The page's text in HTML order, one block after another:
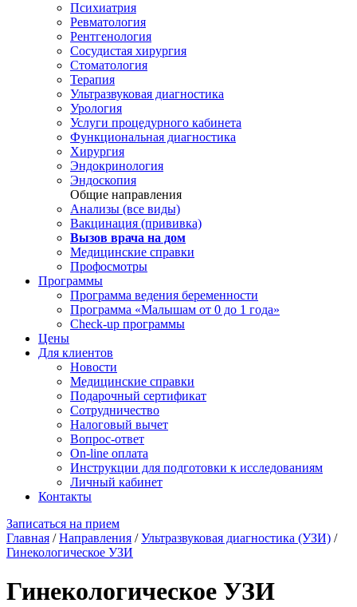
Психиатрия
Ревматология
Рентгенология
Сосудистая хирургия
Стоматология
Терапия
Ультразвуковая диагностика
Урология
Услуги процедурного кабинета
Функциональная диагностика
Хирургия
Эндокринология
Эндоскопия
Общие направления
Анализы (все виды)
Вакцинация (прививка)
Вызов врача на дом
Медицинские справки
Профосмотры
Программы
Программа ведения беременности
Программа «Малышам от 0 до 1 года»
Check-up программы
Цены
Для клиентов
Новости
Медицинские справки
Подарочный сертификат
Сотрудничество
Налоговый вычет
Вопрос-ответ
On-line оплата
Инструкции для подготовки к исследованиям
Личный кабинет
Контакты
Записаться на прием
Главная /Направления /Ультразвуковая диагностика (УЗИ) /
Гинекологическое УЗИ
Гинекологическое УЗИ